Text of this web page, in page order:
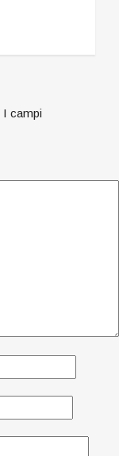
I campi